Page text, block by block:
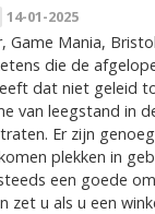
14-01-2025
Game Mania,
die de
dat niet geleid
van leegstand in
Er zijn
plekken in
een goede
zet u als u een